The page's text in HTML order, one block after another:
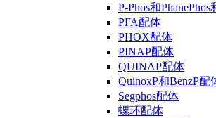
P-Phos和
PFA配体
PHOX配体
PINAP配体
QUINAP配体
QuinoxP和BenzP配
Segphos配体
螺环配体